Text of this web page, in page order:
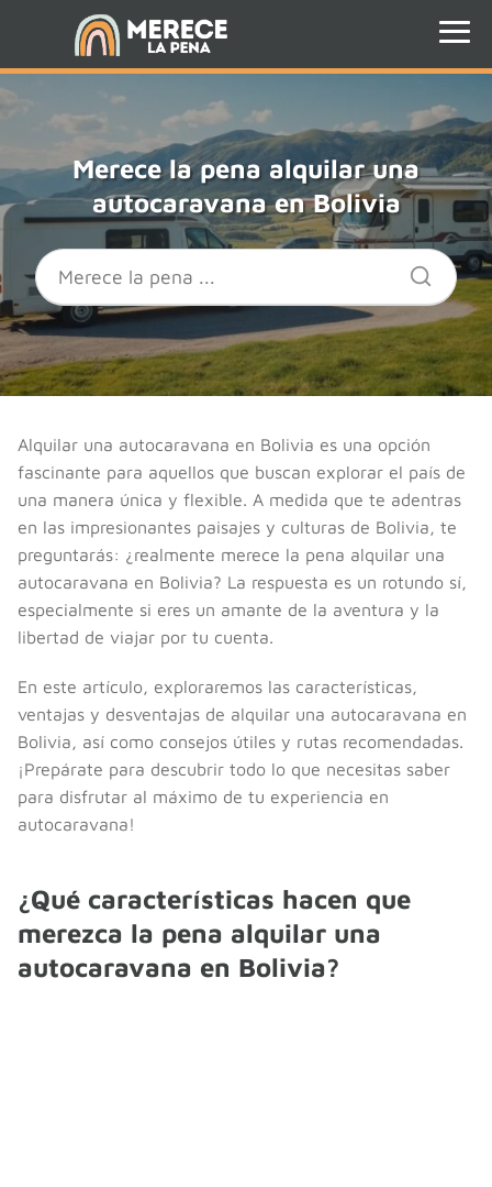
Merece la pena alquilar una
autocaravana en Bolivia
Alquilar una autocaravana en Bolivia es una opción
fascinante para aquellos que buscan explorar el país de
una manera única y flexible. A medida que te adentras
en las impresionantes paisajes y culturas de Bolivia, te
preguntarás: ¿realmente merece la pena alquilar una
autocaravana en Bolivia? La respuesta es un rotundo sí,
especialmente si eres un amante de la aventura y la
libertad de viajar por tu cuenta.
En este artículo, exploraremos las características,
ventajas y desventajas de alquilar una autocaravana en
Bolivia, así como consejos útiles y rutas recomendadas.
¡Prepárate para descubrir todo lo que necesitas saber
para disfrutar al máximo de tu experiencia en
autocaravana!
¿Qué características hacen que
merezca la pena alquilar una
autocaravana en Bolivia?